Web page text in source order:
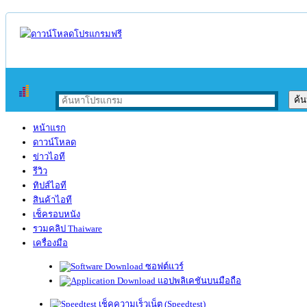
หน้าแรก
ดาวน์โหลด
ข่าวไอที
รีวิว
ทิปส์ไอที
สินค้าไอที
เช็ครอบหนัง
รวมคลิป Thaiware
เครื่องมือ
ซอฟต์แวร์
แอปพลิเคชันบนมือถือ
เช็คความเร็วเน็ต (Speedtest)